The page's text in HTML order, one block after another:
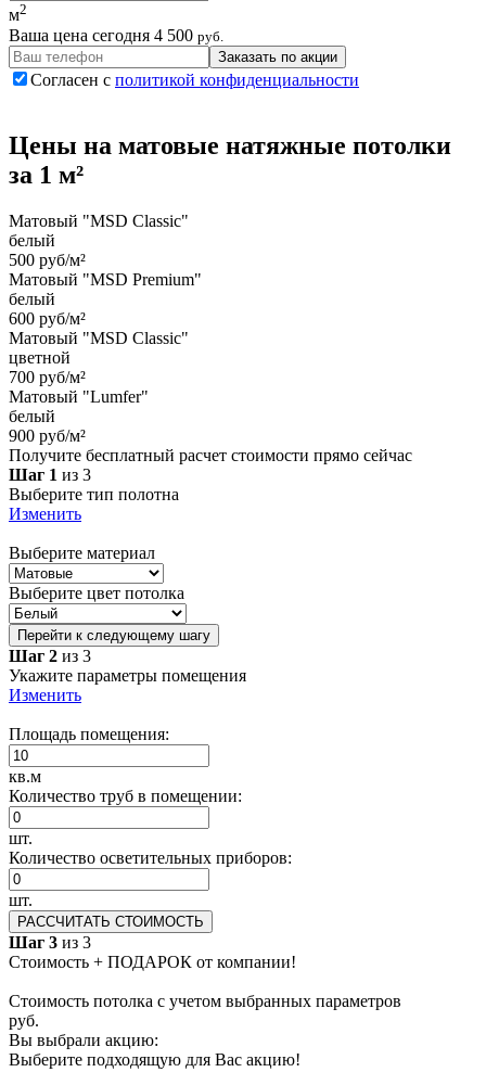
м2
Ваша цена сегодня 4 500 руб.
Заказать по акции
Согласен с политикой конфиденциальности
Цены на матовые натяжные потолки
за 1 м²
Матовый "MSD Classic"
белый
500 руб/м²
Матовый "MSD Premium"
белый
600 руб/м²
Матовый "MSD Classic"
цветной
700 руб/м²
Матовый "Lumfer"
белый
900 руб/м²
Получите бесплатный расчет стоимости прямо сейчас
Шаг 1 из 3
Выберите тип полотна
Изменить
Выберите материал
Выберите цвет потолка
Перейти к следующему шагу
Шаг 2 из 3
Укажите параметры помещения
Изменить
Площадь помещения:
кв.м
Количество труб в помещении:
шт.
Количество осветительных приборов:
шт.
РАССЧИТАТЬ СТОИМОСТЬ
Шаг 3 из 3
Стоимость + ПОДАРОК от компании!
Стоимость потолка с учетом выбранных параметров
руб.
Вы выбрали акцию:
Выберите подходящую для Вас акцию!